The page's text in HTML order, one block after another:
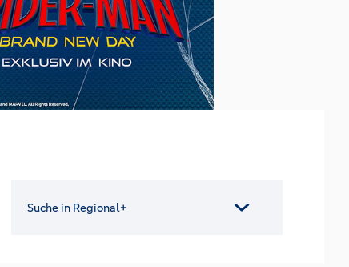
Suche in Regional+